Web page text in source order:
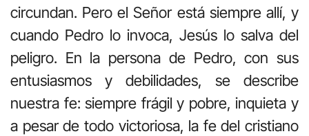
circundan. Pero el Señor está siempre allí, y
cuando Pedro lo invoca, Jesús lo salva del
peligro. En la persona de Pedro, con sus
entusiasmos y debilidades, se describe
nuestra fe: siempre frágil y pobre, inquieta y
a pesar de todo victoriosa, la fe del cristiano